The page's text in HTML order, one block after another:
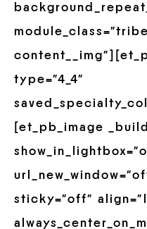
type=”4_4″
[et_pb_image
sticky=”off”